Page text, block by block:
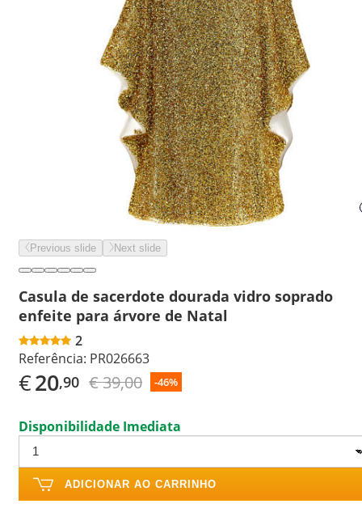
Previous slide Next slide
Casula de sacerdote dourada vidro soprado
enfeite para árvore de Natal
2
Referência: PR026663
€20,90 € 39,00 -46%
Disponibilidade Imediata
ADICIONAR AO CARRINHO